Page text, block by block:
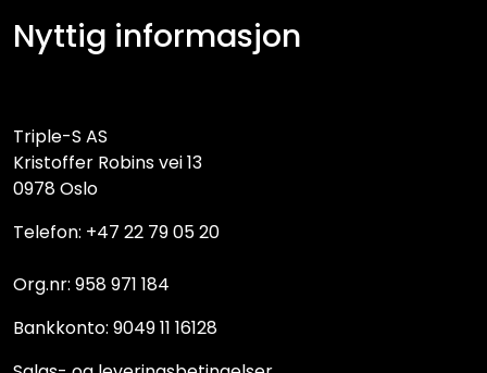
Nyttig informasjon
Triple-S AS
Kristoffer Robins vei 13
0978 Oslo
Telefon: +47 22 79 05 20
Org.nr: 958 971 184
Bankkonto: 9049 11 16128